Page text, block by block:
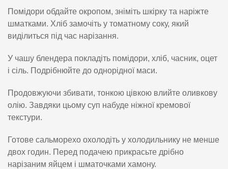
Помідори обдайте окропом, зніміть шкірку та наріжте
шматками. Хліб замочіть у томатному соку, який
виділиться під час нарізання.
У чашу блендера покладіть помідори, хліб, часник, оцет
і сіль. Подрібнюйте до однорідної маси.
Продовжуючи збивати, тонкою цівкою влийте оливкову
олію. Завдяки цьому суп набуде ніжної кремової
текстури.
Готове сальморехо охолодіть у холодильнику не менше
двох годин. Перед подачею прикрасьте дрібно
нарізаним яйцем і шматочками хамону.